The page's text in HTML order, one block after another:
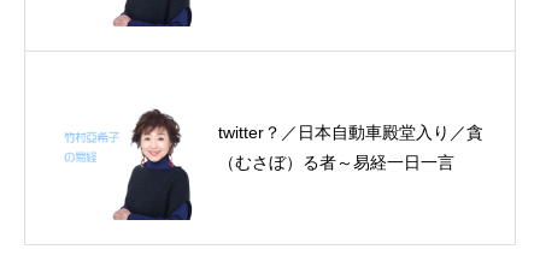
twitter？／日本自動車殿堂入り／貪
（むさぼ）る者～易経一日一言